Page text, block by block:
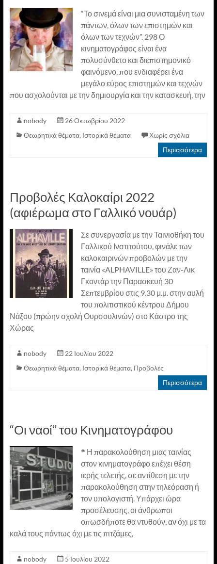
“Το σινεμά είναι μια συνισταμένη των
πάντων, όλων των επιστημών και
όλων των τεχνών”. 298 Ο
κινηματογράφος είναι ένα
πολυσύνθετο και διεπιστημονικό
φαινόμενο, που ενδιαφέρει ένα
μεγάλο εύρος επιστημών και τεχνών
που ασχολούνται με την δημιουργία και την κατασκευή, την
nobody
26 Οκτωβρίου 2022
Θεωρητικά θέματα, Ιστορικά θέματα
Χωρίς σχόλια
Περισσότερα
Προβολές Καλοκαίρι 2022
(αφιέρωμα στο Γαλλικό νουάρ)
Σε συνεργασία με την Ταινιοθήκη του
Γαλλικού Ινστιτούτου, φινάλε των
καλοκαιρινών προβολών με την
ταινία «ALPHAVILLE» του Ζαν-Λικ
Γκοντάρ την Παρασκευή 30
Σεπτεμβρίου στις 9.30 μ.μ. στην αυλή
του πολιτιστικού κέντρου Δήμου
Νάξου (πρώην σχολή Ουρσουλινών) στο Κάστρο της
Χώρας
nobody
22 Ιουλίου 2022
Θεωρητικά θέματα, Ιστορικά θέματα, Προβολές
Περισσότερα
“Οι ναοί” του Κινηματογράφου
❝ Η παρακολούθηση μιας ταινίας
στον κινηματογράφο επέχει θέση
ιερής τελετής, σε αντίθεση με την
παρακολούθηση στην τηλεόραση ή
τον υπολογιστή. Υπάρχει ώρα
προσέλευσης, οι άνθρωποι
οπωσδήποτε θα ντυθούν, αν όχι με τα
καλά τους πάντως όχι με τις πιτζάμες,
nobody
5 Ιουλίου 2022